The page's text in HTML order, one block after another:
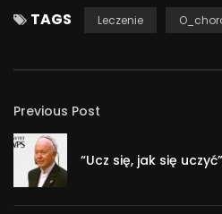
TAGS Leczenie
Previous Post
“Ucz się, jak się